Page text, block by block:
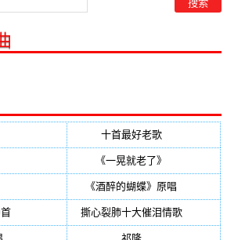
十首最好老歌(300)
《一晃就老了》
《酒醉的蝴蝶》原唱
撕心裂肺十大催泪情歌(195)